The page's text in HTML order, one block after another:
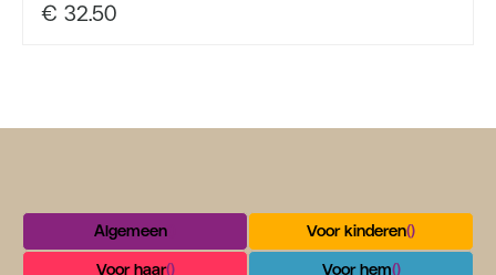
€ 32.50
Algemeen Voor kinderen()
Voor haar() Voor hem()